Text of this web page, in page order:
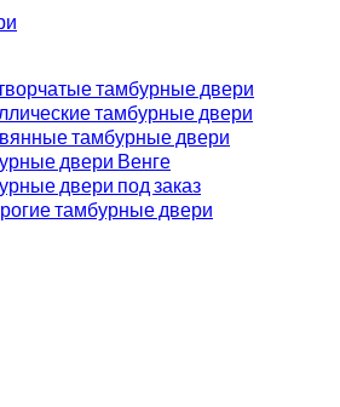
тамбурные двери
тамбурные двери
тамбурные двери
двери Венге
двери под заказ
тамбурные двери